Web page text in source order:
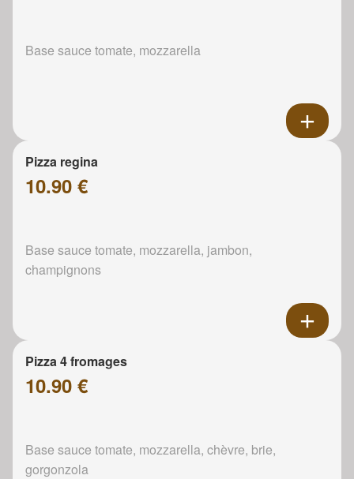
Base sauce tomate, mozzarella
Pizza regina
10.90 €
Base sauce tomate, mozzarella, jambon,
champignons
Pizza 4 fromages
10.90 €
Base sauce tomate, mozzarella, chèvre, brie,
gorgonzola